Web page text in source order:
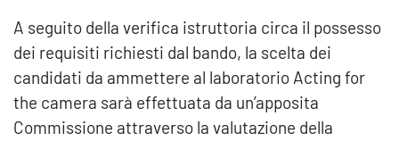
A seguito della verifica istruttoria circa il possesso
dei requisiti richiesti dal bando, la scelta dei
candidati da ammettere al laboratorio Acting for
the camera sarà effettuata da un’apposita
Commissione attraverso la valutazione della